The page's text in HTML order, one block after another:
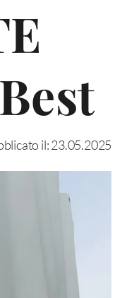
il: 23.05.2025